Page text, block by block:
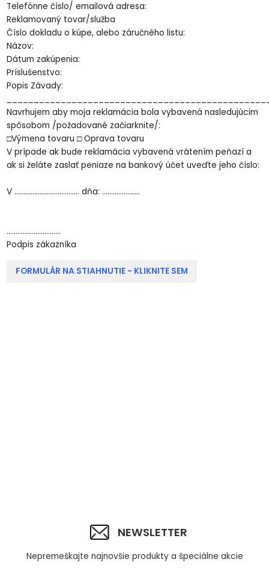
Telefónne číslo/ emailová adresa:
Reklamovaný tovar/služba
Číslo dokladu o kúpe, alebo záručného listu:
Názov:
Dátum zakúpenia:
Príslušenstvo:
Popis Závady:
Navrhujem aby moja reklamácia bola vybavená nasledujúcim
spôsobom /požadované začiarknite/:
□Výmena tovaru □ Oprava tovaru
V prípade ak bude reklamácia vybavená vrátením peňazí a
ak si želáte zaslať peniaze na bankový účet uveďte jeho číslo:
V .................................... dňa: …………………
..............................
Podpis zákazníka
FORMULÁR NA STIAHNUTIE - KLIKNITE SEM
NEWSLETTER
Nepremeškajte najnovšie produkty a špeciálne akcie